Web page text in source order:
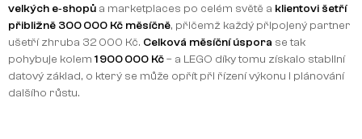
velkých e‑shopůa marketplaces po celém světě a klientovi šetří
přibližně 300 000 Kč měsíčně, přičemž každý připojený partner
ušetří zhruba 32 000 Kč. Celková měsíční úspora se tak
pohybuje kolem 1 900 000 Kč– a LEGO díky tomu získalo stabilní
datový základ, o který se může opřít při řízení výkonu i plánování
dalšího růstu.